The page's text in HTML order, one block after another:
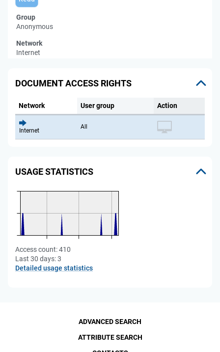
Group
Anonymous
Network
Internet
DOCUMENT ACCESS RIGHTS
Network User group Action
Internet
All
USAGE STATISTICS
Access count:410
Last 30 days:3
Detailed usage statistics
ADVANCED SEARCH
ATTRIBUTE SEARCH